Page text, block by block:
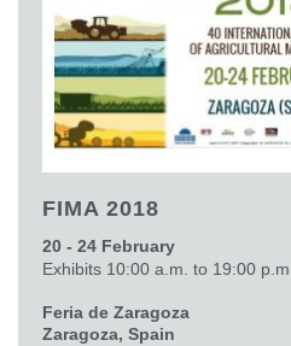
FIMA 2018
20 - 24 February
Exhibits 10:00 a.m. to 19:00
Feria de Zaragoza
Zaragoza, Spain